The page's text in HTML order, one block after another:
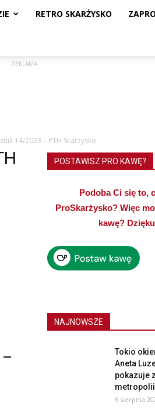
RETRO SKARŻYSKO
REKLAMA
14/2023 – PTH Skarżysko
POSTAWISZ PRO KAWĘ?
Podoba Ci się to,
ProSkarżysko? Więc
kawę?
NAJNOWSZE
Tokio
Aneta
pokazuje
6 sierpnia